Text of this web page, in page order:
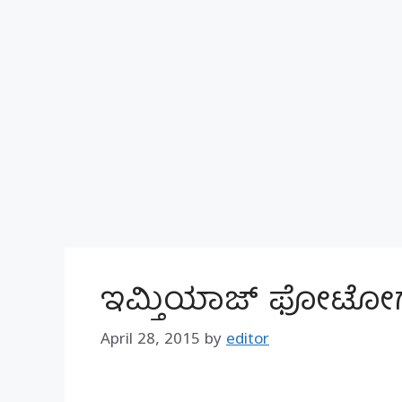
ಇಮ್ತಿಯಾಜ್
April 28, 2015 by editor